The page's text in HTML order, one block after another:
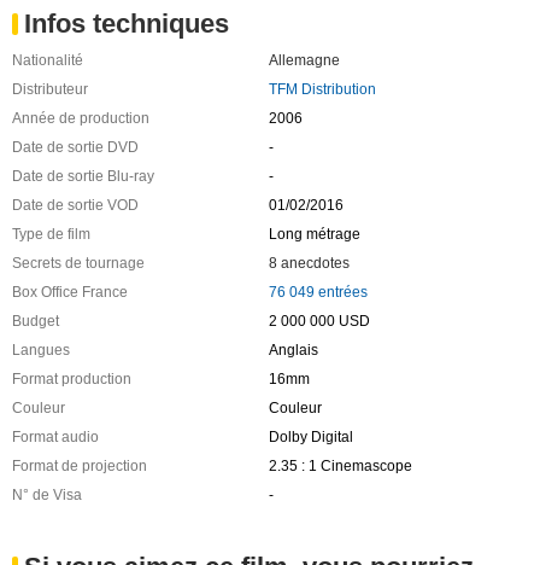
Infos techniques
Nationalité
Allemagne
Distributeur
TFM Distribution
Année de production
2006
Date de sortie DVD
-
Date de sortie Blu-ray
-
Date de sortie VOD
01/02/2016
Type de film
Long métrage
Secrets de tournage
8 anecdotes
Box Office France
76 049 entrées
Budget
2 000 000 USD
Langues
Anglais
Format production
16mm
Couleur
Couleur
Format audio
Dolby Digital
Format de projection
2.35 : 1 Cinemascope
N° de Visa
-